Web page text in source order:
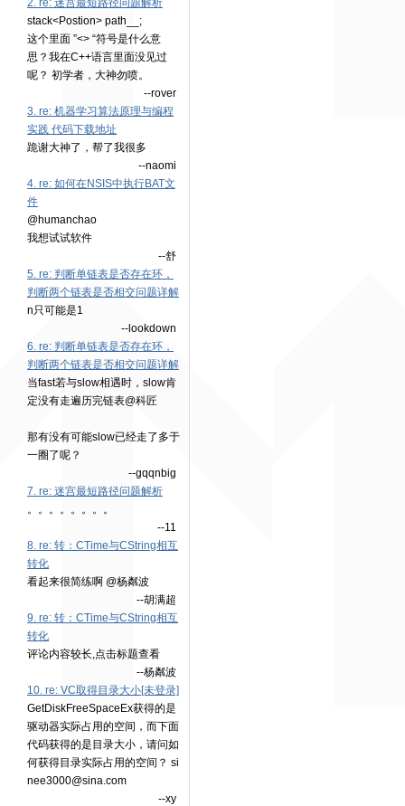
2. re: 迷宫最短路径问题解析
stack<Postion> path__;
这个里面 ”<> “符号是什么意
思？我在C++语言里面没见过
呢？ 初学者，大神勿喷。
--rover
3. re: 机器学习算法原理与编程
实践 代码下载地址
跪谢大神了，帮了我很多
--naomi
4. re: 如何在NSIS中执行BAT文
件
@humanchao
我想试试软件
--舒
5. re: 判断单链表是否存在环，
判断两个链表是否相交问题详解
n只可能是1
--lookdown
6. re: 判断单链表是否存在环，
判断两个链表是否相交问题详解
当fast若与slow相遇时，slow肯
定没有走遍历完链表@科匠
那有没有可能slow已经走了多于
一圈了呢？
--gqqnbig
7. re: 迷宫最短路径问题解析
。。。。。。。。
--11
8. re: 转：CTime与CString相互
转化
看起来很简练啊 @杨粼波
--胡满超
9. re: 转：CTime与CString相互
转化
评论内容较长,点击标题查看
--杨粼波
10. re: VC取得目录大小[未登录]
GetDiskFreeSpaceEx获得的是
驱动器实际占用的空间，而下面
代码获得的是目录大小，请问如
何获得目录实际占用的空间？ si
nee3000@sina.com
--xy